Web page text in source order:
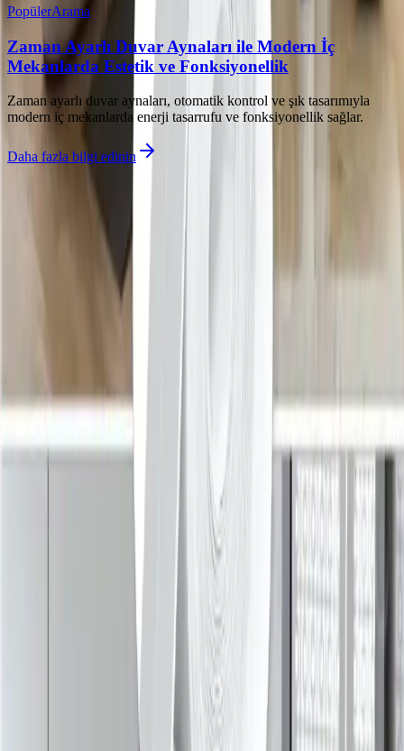
PopülerArama
Zaman Ayarlı Duvar Aynaları ile Modern İç
Mekanlarda Estetik ve Fonksiyonellik
Zaman ayarlı duvar aynaları, otomatik kontrol ve şık tasarımıyla
modern iç mekanlarda enerji tasarrufu ve fonksiyonellik sağlar.
Daha fazla bilgi edinin
İlgili makaleler
Duşta Siyah Küf Sorunu: Temizlik, Önlemler ve
Fayansların Durumu Hakkında Bilgi
Duşta siyah küf genellikle silikon derzlerde oluşur ve doğru
temizlikle giderilebilir. Fayansların sökülmesi ancak su hasarı varsa